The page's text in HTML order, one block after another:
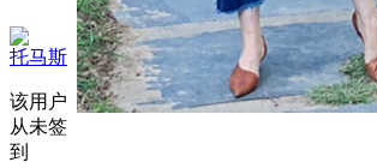
托马斯
该用户
从未签
到